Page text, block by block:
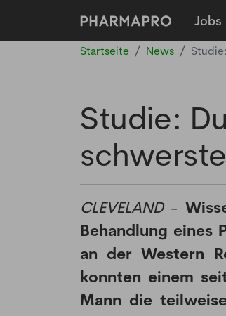
Jobs
Startseite News
Studie:
CLEVELAND-
Behandlung eines
an der Western
konnten einem
Mann die